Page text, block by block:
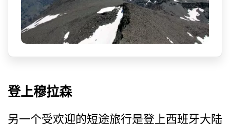
登上穆拉森
另一个受欢迎的短途旅行是登­上西班牙大陆